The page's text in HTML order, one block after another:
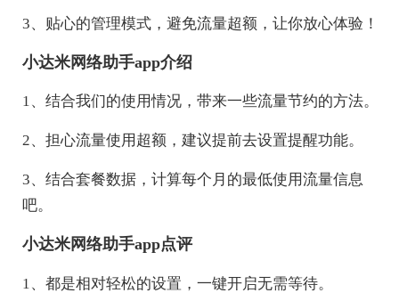
3、贴心的管理模式，避免流量超额，让你放心体验！
小达米网络助手app介绍
1、结合我们的使用情况，带来一些流量节约的方法。
2、担心流量使用超额，建议提前去设置提醒功能。
3、结合套餐数据，计算每个月的最低使用流量信息
吧。
小达米网络助手app点评
1、都是相对轻松的设置，一键开启无需等待。